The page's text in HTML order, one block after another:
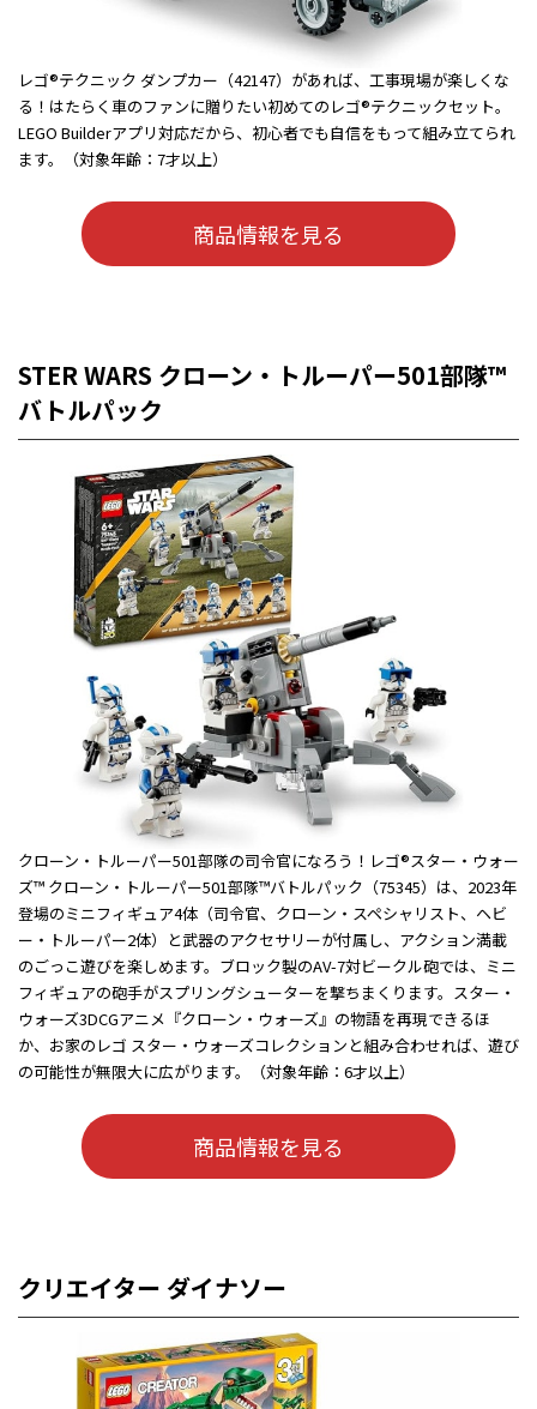
レゴ®テクニック ダンプカー（42147）があれば、工事現場が楽しくな
る！はたらく車のファンに贈りたい初めてのレゴ®テクニックセット。
LEGO Builderアプリ対応だから、初心者でも自信をもって組み立てられ
ます。（対象年齢：7才以上）
商品情報を見る
STER WARS クローン・トルーパー501部隊™
バトルパック
クローン・トルーパー501部隊の司令官になろう！レゴ®スター・ウォー
ズ™ クローン・トルーパー501部隊™バトルパック（75345）は、2023年
登場のミニフィギュア4体（司令官、クローン・スペシャリスト、ヘビ
ー・トルーパー2体）と武器のアクセサリーが付属し、アクション満載
のごっこ遊びを楽しめます。ブロック製のAV-7対ビークル砲では、ミニ
フィギュアの砲手がスプリングシューターを撃ちまくります。スター・
ウォーズ3DCGアニメ『クローン・ウォーズ』の物語を再現できるほ
か、お家のレゴ スター・ウォーズコレクションと組み合わせれば、遊び
の可能性が無限大に広がります。（対象年齢：6才以上）
商品情報を見る
クリエイター ダイナソー